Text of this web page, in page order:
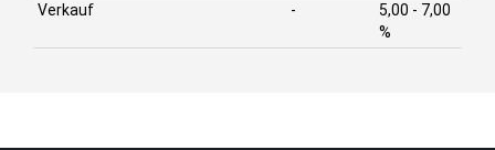
Verkauf
-
5,00 - 7,00
%